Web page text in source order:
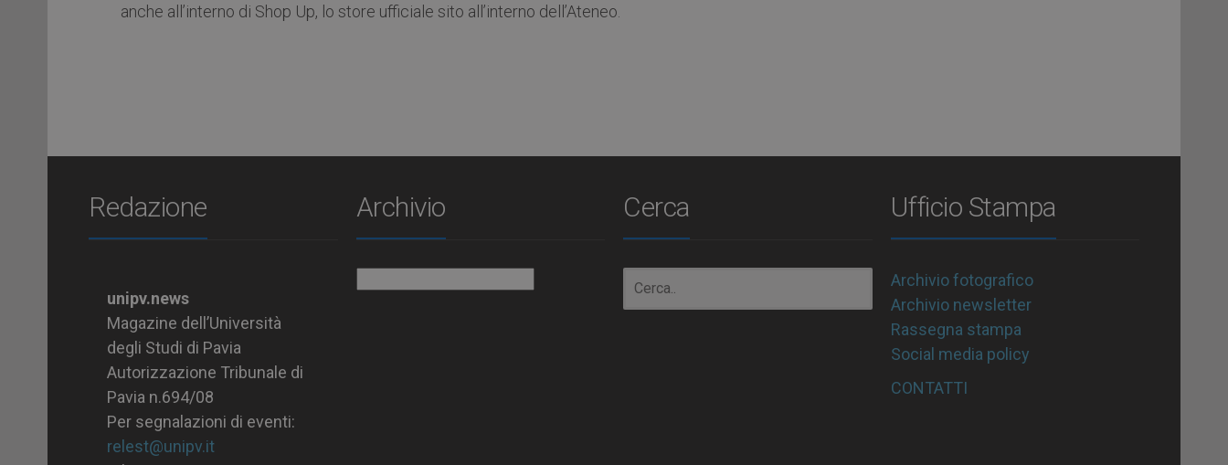
anche all’interno di Shop Up, lo store ufficiale sito all’interno dell’Ateneo.
Redazione
unipv.news
Magazine dell’Università
degli Studi di Pavia
Autorizzazione Tribunale di
Pavia n.694/08
Per segnalazioni di eventi:
relest@unipv.it
Archivio Cerca Ufficio Stampa
Archivio fotografico
Archivio newsletter
Rassegna stampa
Social media policy
CONTATTI